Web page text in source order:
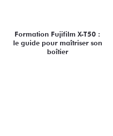
Formation Fujifilm X-T50 :
le guide pour maîtriser son
boîtier